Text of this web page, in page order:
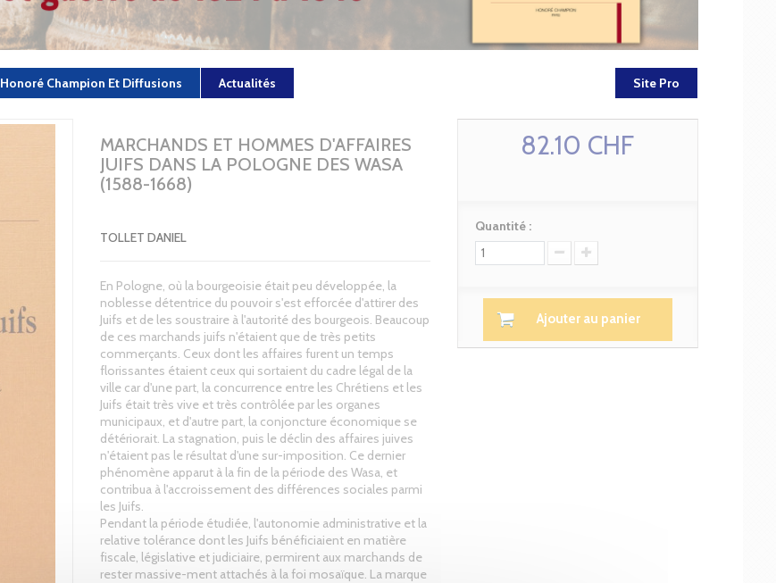
Honoré Champion Et Diffusions Actualités Site Pro
MARCHANDS ET HOMMES D'AFFAIRES
JUIFS DANS LA POLOGNE DES WASA
(1588-1668)
TOLLET DANIEL
En Pologne, où la bourgeoisie était peu développée, la
noblesse détentrice du pouvoir s'est efforcée d'attirer des
Juifs et de les soustraire à l'autorité des bourgeois. Beaucoup
de ces marchands juifs n'étaient que de très petits
commerçants. Ceux dont les affaires furent un temps
florissantes étaient ceux qui sortaient du cadre légal de la
ville car d'une part, la concurrence entre les Chrétiens et les
Juifs était très vive et très contrôlée par les organes
municipaux, et d'autre part, la conjoncture économique se
détériorait. La stagnation, puis le déclin des affaires juives
n'étaient pas le résultat d'une sur-imposition. Ce dernier
phénomène apparut à la fin de la période des Wasa, et
contribua à l'accroissement des différences sociales parmi
les Juifs.
Pendant la période étudiée, l'autonomie administrative et la
relative tolérance dont les Juifs bénéficiaient en matière
fiscale, législative et judiciaire, permirent aux marchands de
rester massive-ment attachés à la foi mosaïque. La marque
82.10 CHF
Quantité :
Ajouter au panier